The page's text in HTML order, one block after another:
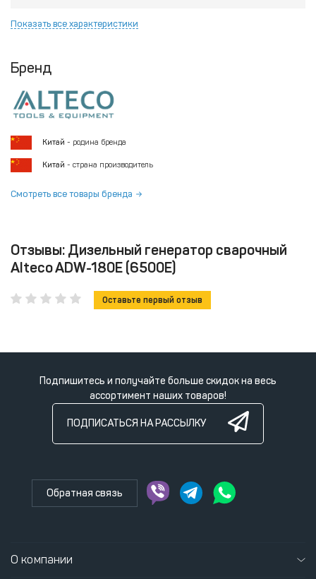
Показать все характеристики
Бренд
Китай - родина бренда
Китай - страна производитель
Смотреть все товары бренда
Отзывы: Дизельный генератор сварочный
Alteco ADW-180E (6500Е)
Оставьте первый отзыв
Подпишитесь и получайте больше скидок на весь
ассортимент наших товаров!
ПОДПИСАТЬСЯ НА РАССЫЛКУ
Обратная связь
О компании